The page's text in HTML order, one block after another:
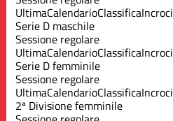
UltimaCalendarioClassificaIncroci
Serie D maschile
Sessione regolare
UltimaCalendarioClassificaIncroci
Serie D femminile
Sessione regolare
UltimaCalendarioClassificaIncroci
2ª Divisione femminile